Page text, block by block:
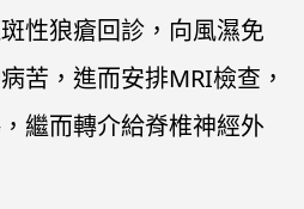
性狼瘡回診，向風濕免
苦，進而安排MRI檢查，
繼而轉介給脊椎神經外